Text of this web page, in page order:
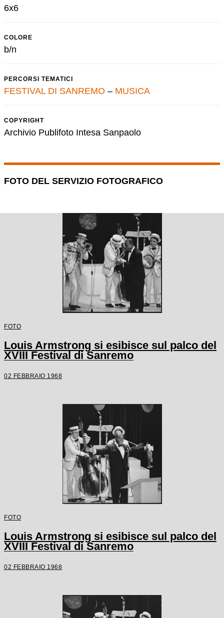
6x6
COLORE
b/n
PERCORSI TEMATICI
FESTIVAL DI SANREMO – MUSICA
COPYRIGHT
Archivio Publifoto Intesa Sanpaolo
FOTO DEL SERVIZIO FOTOGRAFICO
FOTO
Louis Armstrong si esibisce sul palco del
XVIII Festival di Sanremo
02 FEBBRAIO 1968
FOTO
Louis Armstrong si esibisce sul palco del
XVIII Festival di Sanremo
02 FEBBRAIO 1968